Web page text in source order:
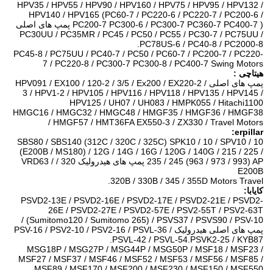
HPV35 / HPV55 / HPV90 / HPV160 / HPV75 / HPV95 / HPV132 /
HPV140 / HPV165 (PC60-7 / PC220-6 / PC220-7 / PC200-6 /
PC200-7 PC300-6 / PC300-7 PC360-7 PC400-7 ) پمپ های اصلی
PC30UU / PC35MR / PC45 / PC50 / PC55 / PC30-7 / PC75UU /
PC78US-6 / PC40-8 / PC2000-8.
PC45-8 / PC75UU / PC40-7 / PC50 / PC60-7 / PC200-7 / PC220-
7 / PC220-8 / PC300-7 PC300-8 / PC400-7 Swing Motors
هیتاچی :
پمپ های اصلی HPV091 / EX100 / 120-2 / 3/5 / Ex200 / EX220-2 /
3 / HPV1-2 / HPV105 / HPV116 / HPV118 / HPV135 / HPV145 /
HPV125 / UH07 / UH083 / HMPK055 / Hitachi1100
HMGC16 / HMGC32 / HMGC48 / HMGF35 / HMGF36 / HMGF38
/ HMGF57 / HMT36FA EX550-3 / ZX330 / Travel Motors
erpillar:
SBS80 / SBS140 (312C / 320C / 325C) SPK10 / 10 / SPV10 / 10
(E200B / MS180) / 12G / 14G / 16G / 120G / 140G / 215 / 225 /
235 / 245 (963 / 973 / 993) AP پمپ های هیدرولیک 320 / VRD63 /
E200B
320B / 330B / 345 / 355D Motors Travel.
کایابا:
PSVD2-13E / PSVD2-16E / PSVD2-17E / PSVD2-21E / PSVD2-
26E / PSVD2-27E / PSVD2-57E / PSV2-55T / PSV2-63T
(Sumitomo120 / Sumitomo 265) / PSVS37 / PSVS90 / PSV-10 /
پمپ های اصلی هیدرولیک PSV-16 / PSV2-10 / PSV2-16 / PSVL-36 /
PSVL-42 / PSVL-54.PSVK2-25 / KYB87.
MSG18P / MSG27P / MSG44P / MSG50P / MSF18 / MSF23 /
MSF27 / MSF37 / MSF46 / MSF52 / MSF53 / MSF56 / MSF85 /